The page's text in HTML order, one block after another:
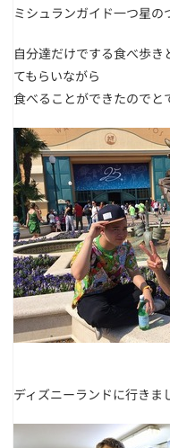
ミシュランガイド一つ星の
自分達だけでする食べ歩
てもらいながら
食べることができたのでと
ディズニーランドに行きま